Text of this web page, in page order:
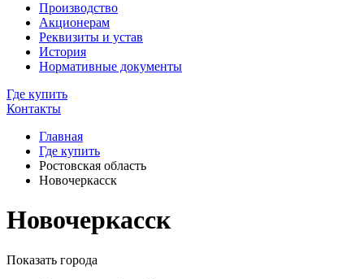
Производство
Акционерам
Реквизиты и устав
История
Нормативные документы
Где купить
Контакты
Главная
Где купить
Ростовская область
Новочеркасск
Новочеркасск
Показать города